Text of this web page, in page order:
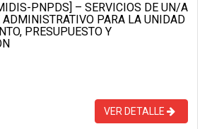
PNPDS] – SERVICIOS DE UN/A
PARA LA UNIDAD
PRESUPUESTO Y
VER DETALLE